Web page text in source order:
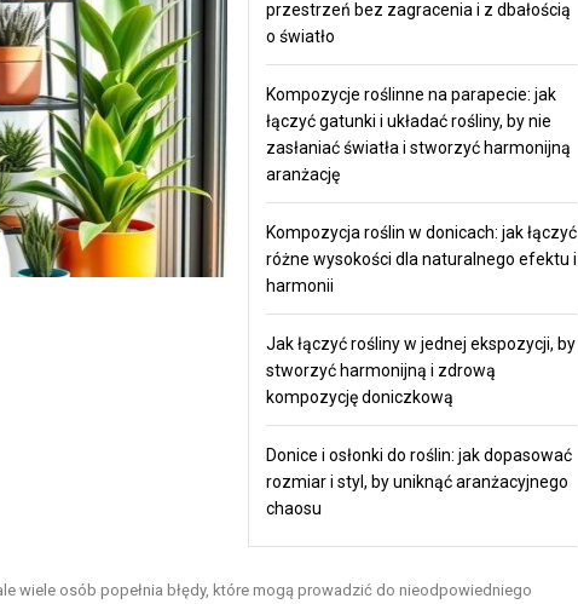
przestrzeń bez zagracenia i z dbałością
o światło
Kompozycje roślinne na parapecie: jak
łączyć gatunki i układać rośliny, by nie
zasłaniać światła i stworzyć harmonijną
aranżację
Kompozycja roślin w donicach: jak łączyć
różne wysokości dla naturalnego efektu i
harmonii
Jak łączyć rośliny w jednej ekspozycji, by
stworzyć harmonijną i zdrową
kompozycję doniczkową
Donice i osłonki do roślin: jak dopasować
rozmiar i styl, by uniknąć aranżacyjnego
chaosu
wiele osób popełnia błędy, które mogą prowadzić do nieodpowiedniego